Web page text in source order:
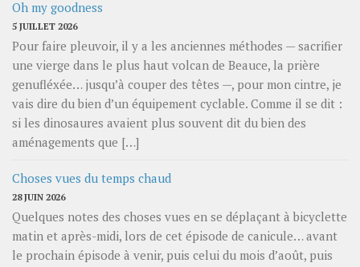
Oh my goodness
5 JUILLET 2026
Pour faire pleuvoir, il y a les anciennes méthodes — sacrifier
une vierge dans le plus haut volcan de Beauce, la prière
genufléxée… jusqu’à couper des têtes —, pour mon cintre, je
vais dire du bien d’un équipement cyclable. Comme il se dit :
si les dinosaures avaient plus souvent dit du bien des
aménagements que […]
Choses vues du temps chaud
28 JUIN 2026
Quelques notes des choses vues en se déplaçant à bicyclette
matin et après-midi, lors de cet épisode de canicule… avant
le prochain épisode à venir, puis celui du mois d’août, puis